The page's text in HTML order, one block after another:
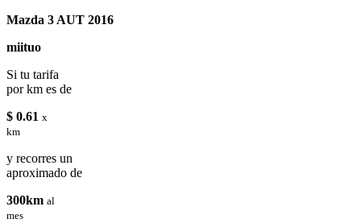
Mazda 3 AUT 2016
miituo
Si tu tarifa
por km es de
$ 0.61 x
km
y recorres un
aproximado de
300km al
mes